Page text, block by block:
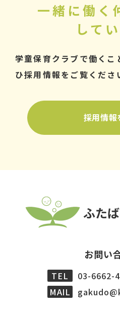
一緒に働く
して
学童保育クラブで働くこ
ひ採用情報をご覧くださ
採用情報
お問い
TEL
03-6662-
MAIL